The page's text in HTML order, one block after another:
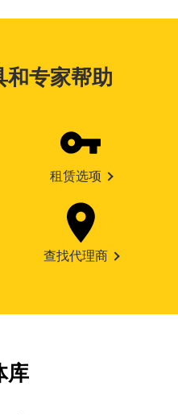
和专家帮助
租赁选项
查找代理商
库